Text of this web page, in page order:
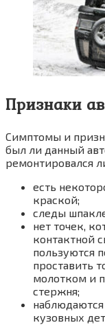
Признаки
Симптомы и
был ли данный
ремонтировался
есть
краской;
следы
нет точек,
контактной
пользуются
проставить
молотком и
стержня;
кузовных